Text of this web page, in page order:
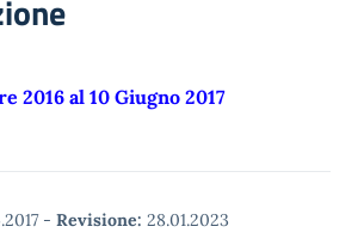
2016 al 10 Giugno 2017
- Revisione: 28.01.2023